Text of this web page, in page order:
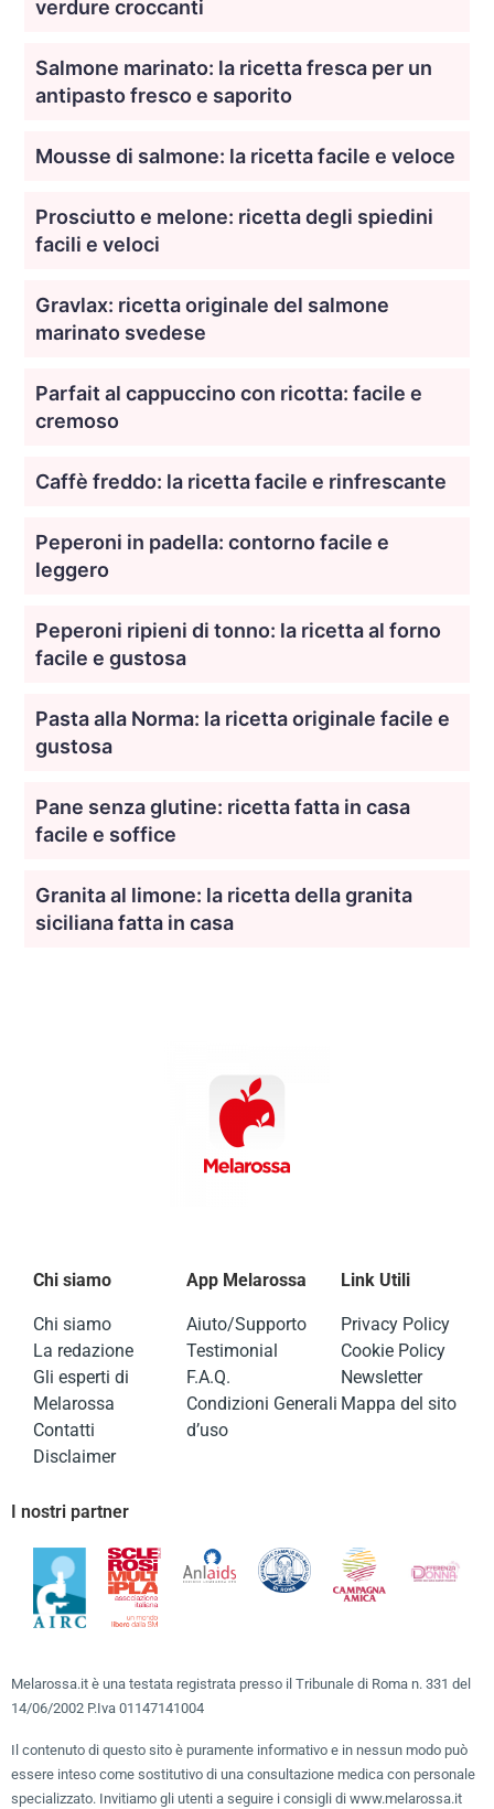
verdure croccanti
Salmone marinato: la ricetta fresca per un
antipasto fresco e saporito
Mousse di salmone: la ricetta facile e veloce
Prosciutto e melone: ricetta degli spiedini
facili e veloci
Gravlax: ricetta originale del salmone
marinato svedese
Parfait al cappuccino con ricotta: facile e
cremoso
Caffè freddo: la ricetta facile e rinfrescante
Peperoni in padella: contorno facile e
leggero
Peperoni ripieni di tonno: la ricetta al forno
facile e gustosa
Pasta alla Norma: la ricetta originale facile e
gustosa
Pane senza glutine: ricetta fatta in casa
facile e soffice
Granita al limone: la ricetta della granita
siciliana fatta in casa
Chi siamo
Chi siamo
La redazione
Gli esperti di
Melarossa
Contatti
Disclaimer
App Melarossa
Aiuto/Supporto
Testimonial
F.A.Q.
Condizioni Generali
d’uso
Link Utili
Privacy Policy
Cookie Policy
Newsletter
Mappa del sito
I nostri partner
Melarossa.it è una testata registrata presso il Tribunale di Roma n. 331 del
14/06/2002 P.Iva 01147141004
Il contenuto di questo sito è puramente informativo e in nessun modo può
essere inteso come sostitutivo di una consultazione medica con personale
specializzato. Invitiamo gli utenti a seguire i consigli di www.melarossa.it